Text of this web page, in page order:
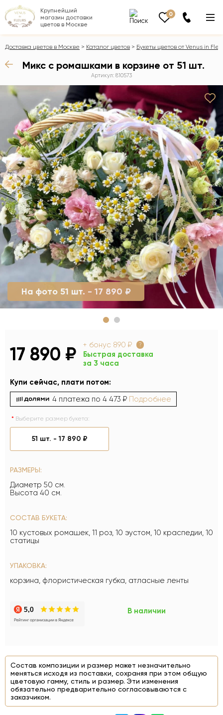
Крупнейший
магазин доставки
цветов в Москве
0
Доставка цветов в Москве Каталог цветов Букеты цветов от Venus in
Микс с ромашками в корзине от 51 шт.
Артикул: 810573
На фото 51 шт. - 17 890 ₽
17 890 ₽ + бонус 890 ₽ ?
Быстрая доставка
за 3 часа
Купи сейчас, плати потом:
4 платежа по 4 473 ₽ Подробнее
Выберите размер букета:
51 шт. -17 890 ₽
РАЗМЕРЫ:
Диаметр 50 см.
Высота 40 см.
СОСТАВ БУКЕТА:
10 кустовых ромашек, 11 роз, 10 эустом, 10 краспедии, 10
статицы
УПАКОВКА:
корзина, флористическая губка, атласные ленты
В наличии
Состав композиции и размер может незначительно
меняться исходя из поставки, сохраняя при этом общую
цветовую гамму, стиль и размер. Эти изменения
обязательно предварительно согласовываются с
заказчиком.